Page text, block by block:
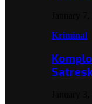
Kriminal